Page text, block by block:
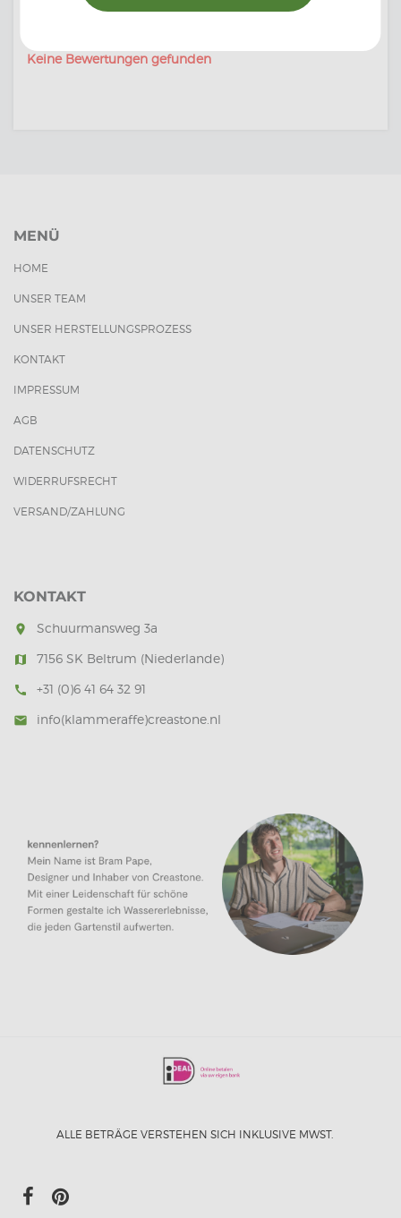
Keine Bewertungen gefunden
MENÜ
HOME
UNSER TEAM
UNSER HERSTELLUNGSPROZESS
KONTAKT
IMPRESSUM
AGB
DATENSCHUTZ
WIDERRUFSRECHT
VERSAND/ZAHLUNG
KONTAKT
room Schuurmansweg 3a
map 7156 SK Beltrum (Niederlande)
call +31 (0)6 41 64 32 91
mail info(klammeraffe)creastone.nl
ALLE BETRÄGE VERSTEHEN SICH INKLUSIVE MWST.